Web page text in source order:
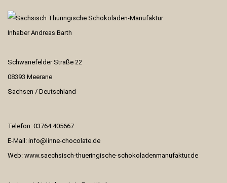
Inhaber Andreas Barth
Schwanefelder Straße 22
08393 Meerane
Sachsen / Deutschland
Telefon: 03764 405667
E-Mail: info@linne-chocolate.de
Web: www.saechsisch-thueringische-schokoladenmanufaktur.de